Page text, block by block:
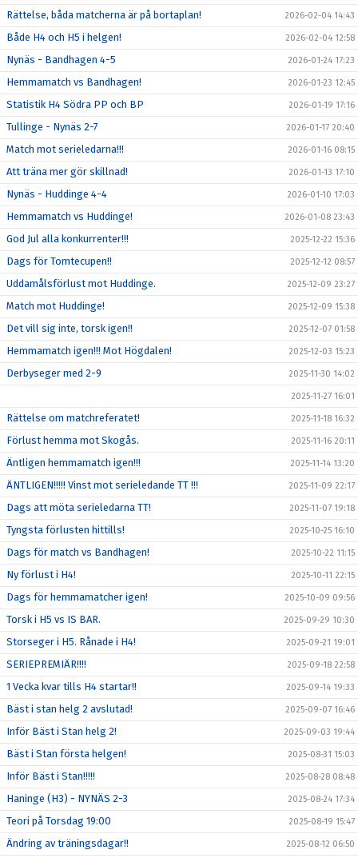
Rättelse, båda matcherna är på bortaplan! 2026-02-04 14:43
Både H4 och H5 i helgen! 2026-02-04 12:58
Nynäs - Bandhagen 4-5 2026-01-24 17:23
Hemmamatch vs Bandhagen! 2026-01-23 12:45
Statistik H4 Södra PP och BP 2026-01-19 17:16
Tullinge - Nynäs 2-7 2026-01-17 20:40
Match mot serieledarna!!! 2026-01-16 08:15
Att träna mer gör skillnad! 2026-01-13 17:10
Nynäs - Huddinge 4-4 2026-01-10 17:03
Hemmamatch vs Huddinge! 2026-01-08 23:43
God Jul alla konkurrenter!!! 2025-12-22 15:36
Dags för Tomtecupen!! 2025-12-12 08:57
Uddamålsförlust mot Huddinge. 2025-12-09 23:27
Match mot Huddinge! 2025-12-09 15:38
Det vill sig inte, torsk igen!! 2025-12-07 01:58
Hemmamatch igen!!! Mot Högdalen! 2025-12-03 15:23
Derbyseger med 2-9 2025-11-30 14:02
2025-11-27 16:01
Rättelse om matchreferatet! 2025-11-18 16:32
Förlust hemma mot Skogås. 2025-11-16 20:11
Äntligen hemmamatch igen!!! 2025-11-14 13:20
ÄNTLIGEN!!!!! Vinst mot serieledande TT !!! 2025-11-09 22:17
Dags att möta serieledarna TT! 2025-11-07 19:18
Tyngsta förlusten hittills! 2025-10-25 16:10
Dags för match vs Bandhagen! 2025-10-22 11:15
Ny förlust i H4! 2025-10-11 22:15
Dags för hemmamatcher igen! 2025-10-09 09:56
Torsk i H5 vs IS BAR. 2025-09-29 10:30
Storseger i H5. Rånade i H4! 2025-09-21 19:01
SERIEPREMIÄR!!!! 2025-09-18 22:58
1 Vecka kvar tills H4 startar!! 2025-09-14 19:33
Bäst i stan helg 2 avslutad! 2025-09-07 16:46
Inför Bäst i Stan helg 2! 2025-09-03 19:44
Bäst i Stan första helgen! 2025-08-31 15:03
Inför Bäst i Stan!!!!! 2025-08-28 08:48
Haninge (H3) - NYNÄS 2-3 2025-08-24 17:34
Teori på Torsdag 19:00 2025-08-19 15:47
Ändring av träningsdagar!! 2025-08-12 06:50